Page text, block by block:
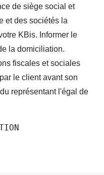
de siège social et
et des sociétés la
KBis. Informer le
la domiciliation.
fiscales et sociales
le client avant son
représentant l'égal de